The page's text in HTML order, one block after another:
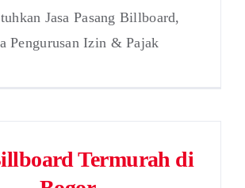
Jasa Pasang Billboard,
Pengurusan Izin & Pajak
Termurah di